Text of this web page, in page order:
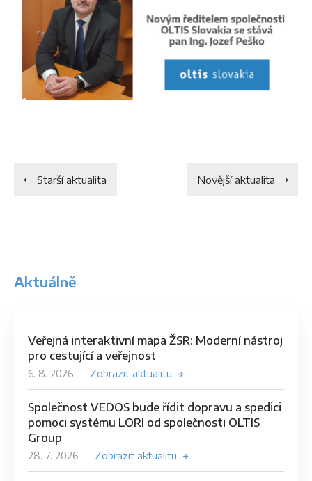
Starší aktualita Novější aktualita
Aktuálně
Veřejná interaktivní mapa ŽSR: Moderní nástroj
pro cestující a veřejnost
6. 8. 2026 Zobrazit aktualitu
Společnost VEDOS bude řídit dopravu a spedici
pomoci systému LORI od společnosti OLTIS
Group
28. 7. 2026 Zobrazit aktualitu